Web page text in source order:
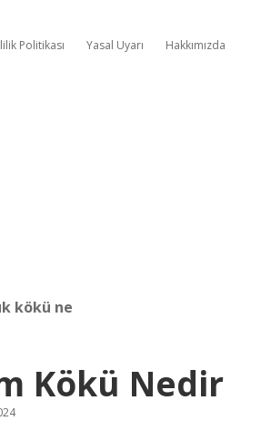
Politikası Yasal Uyarı Hakkımızda
kökü ne
Kökü Nedir